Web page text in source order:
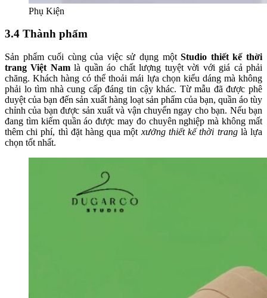
Phụ Kiện
3.4 Thành phẩm
Sản phẩm cuối cùng của việc sử dụng mộtStudio thiết kế thời
trang Việt Namlà quần áo chất lượng tuyệt vời với giá cả phải
chăng. Khách hàng có thể thoải mái lựa chọn kiểu dáng mà không
phải lo tìm nhà cung cấp đáng tin cậy khác. Từ mẫu đã được phê
duyệt của bạn đến sản xuất hàng loạt sản phẩm của bạn, quần áo tùy
chỉnh của bạn được sản xuất và vận chuyển ngay cho bạn. Nếu bạn
đang tìm kiếm quần áo được may đo chuyên nghiệp mà không mất
thêm chi phí, thì đặt hàng qua một xưởng thiết kế thời tranglà lựa
chọn tốt nhất.